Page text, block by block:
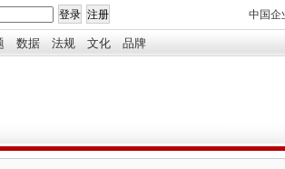
中国企
数据 法规 文化 品牌